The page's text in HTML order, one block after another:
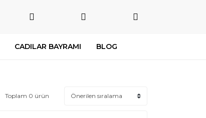
CADILAR BAYRAMI BLOG
Toplam 0 ürün